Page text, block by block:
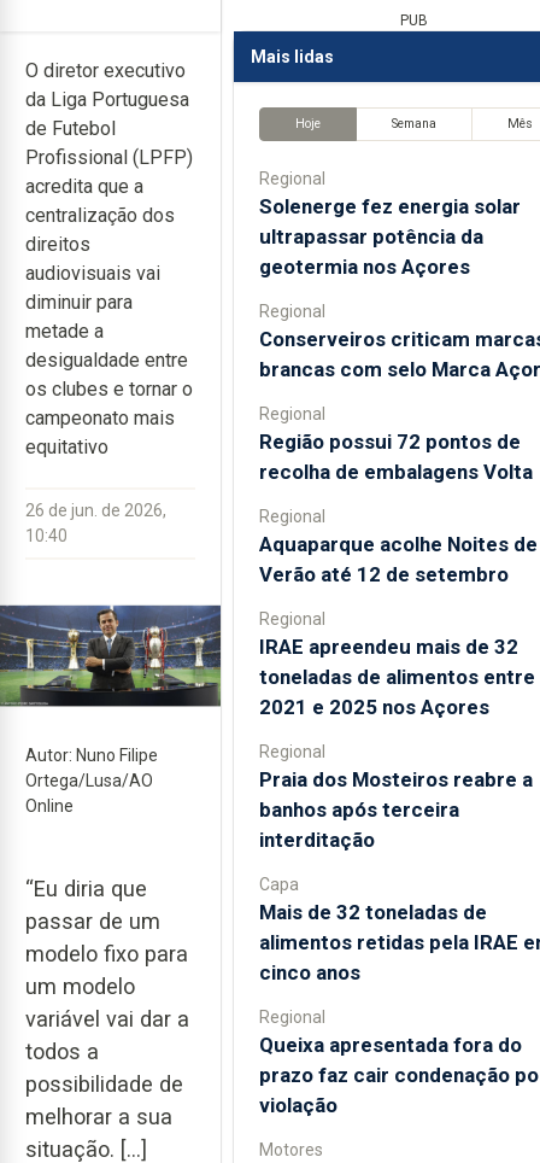
O diretor executivo
da Liga Portuguesa
de Futebol
Profissional (LPFP)
acredita que a
centralização dos
direitos
audiovisuais vai
diminuir para
metade a
desigualdade entre
os clubes e tornar o
campeonato mais
equitativo
26 de jun. de 2026,
10:40
Autor: Nuno Filipe
Ortega/Lusa/AO
Online
“Eu diria que
passar de um
modelo fixo para
um modelo
variável vai dar a
todos a
possibilidade de
melhorar a sua
situação. [...]
PUB
Mais lidas
Hoje Semana Mês
Regional
Solenerge fez energia solar
ultrapassar potência da
geotermia nos Açores
Regional
Conserveiros criticam
brancas com selo Marca
Regional
Região possui 72 pontos de
recolha de embalagens Volta
Regional
Aquaparque acolhe Noites de
Verão até 12 de setembro
Regional
IRAE apreendeu mais de 32
toneladas de alimentos entre
2021 e 2025 nos Açores
Regional
Praia dos Mosteiros reabre a
banhos após terceira
interditação
Capa
Mais de 32 toneladas de
alimentos retidas pela IRAE
cinco anos
Regional
Queixa apresentada fora do
prazo faz cair condenação
violação
Motores